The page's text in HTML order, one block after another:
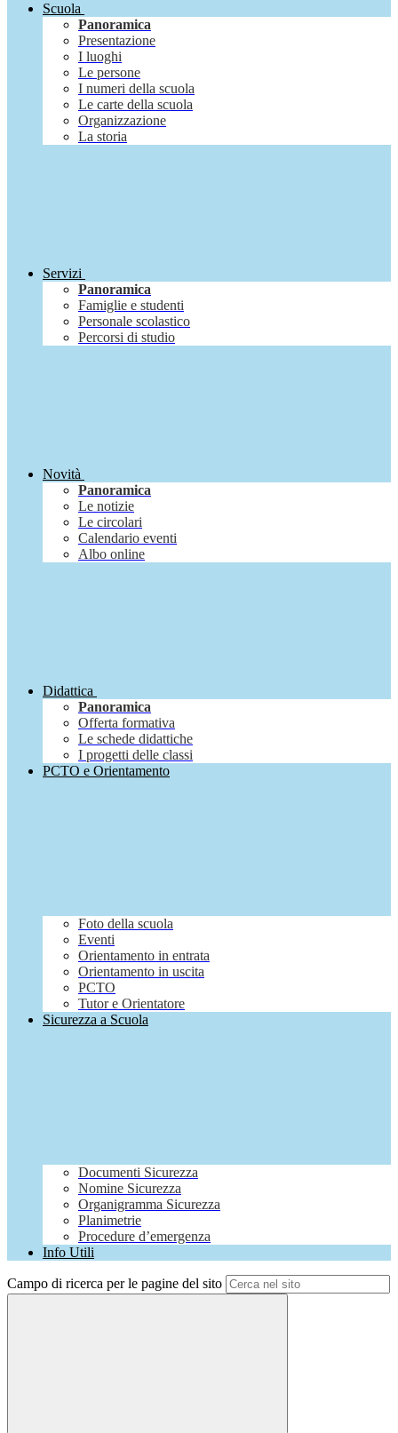
Scuola
Panoramica
Presentazione
I luoghi
Le persone
I numeri della scuola
Le carte della scuola
Organizzazione
La storia
Servizi
Panoramica
Famiglie e studenti
Personale scolastico
Percorsi di studio
Novità
Panoramica
Le notizie
Le circolari
Calendario eventi
Albo online
Didattica
Panoramica
Offerta formativa
Le schede didattiche
I progetti delle classi
PCTO e Orientamento
Foto della scuola
Eventi
Orientamento in entrata
Orientamento in uscita
PCTO
Tutor e Orientatore
Sicurezza a Scuola
Documenti Sicurezza
Nomine Sicurezza
Organigramma Sicurezza
Planimetrie
Procedure d’emergenza
Info Utili
Campo di ricerca per le pagine del sito